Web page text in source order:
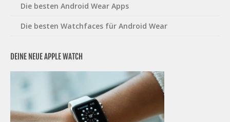
Die besten Android Wear Apps
Die besten Watchfaces für Android Wear
DEINE NEUE APPLE WATCH